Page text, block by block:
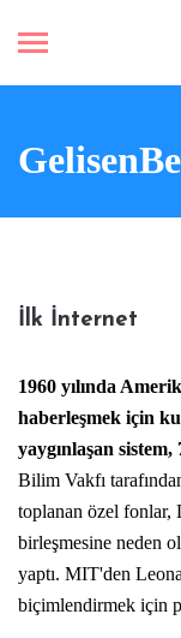
İlk İnternet
1960 yılında
haberleşmek için
yaygınlaşan
Bilim Vakfı
toplanan özel fonlar,
birleşmesine neden
yaptı. MIT'den
biçimlendirmek için